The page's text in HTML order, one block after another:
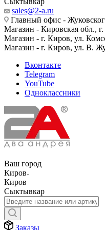
sales@2-a.ru
Главный офис -
Магазин - Кировская обл.,
Магазин - г. Киров, ул.
Магазин - г. Киров, ул. В.
Вконтакте
Telegram
YouTube
Одноклассники
Ваш город
Киров
Киров
Сыктывкар
Заказы